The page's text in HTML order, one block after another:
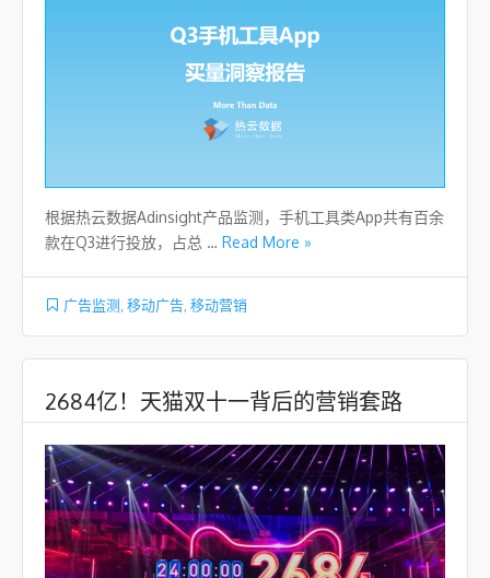
根据热云数据Adinsight产品监测，手机工具类App共有百余
款在Q3进行投放，占总 … Read More »
广告监测 移动广告 移动营销
2684亿！天猫双十一背后的营销套路